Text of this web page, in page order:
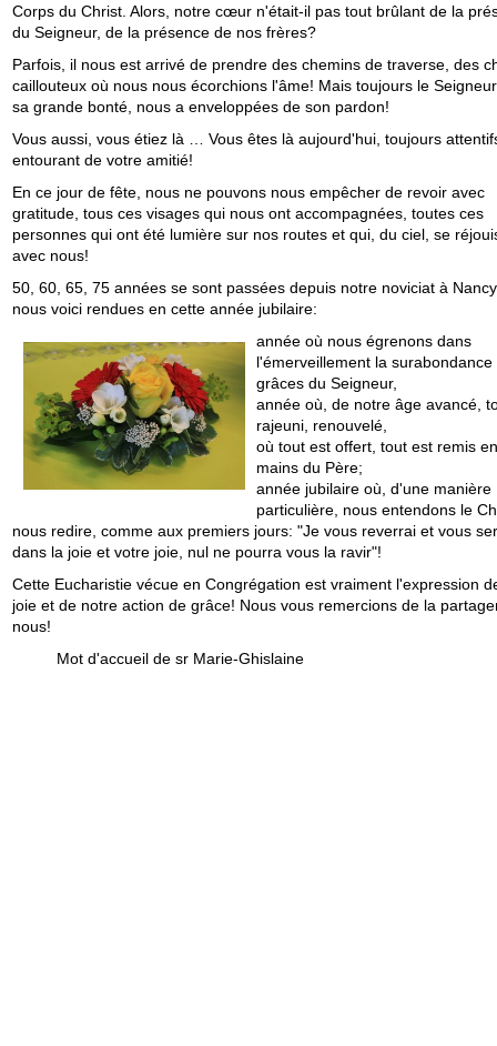
Corps du Christ. Alors, notre cœur n'était-il pas tout brûlant de la
du Seigneur, de la présence de nos frères?
Parfois, il nous est arrivé de prendre des chemins de traverse, des
caillouteux où nous nous écorchions l'âme! Mais toujours le
sa grande bonté, nous a enveloppées de son pardon!
Vous aussi, vous étiez là … Vous êtes là aujourd'hui, toujours
entourant de votre amitié!
En ce jour de fête, nous ne pouvons nous empêcher de revoir avec
gratitude, tous ces visages qui nous ont accompagnées, toutes ces
personnes qui ont été lumière sur nos routes et qui, du ciel, se
avec nous!
50, 60, 65, 75 années se sont passées depuis notre noviciat à
nous voici rendues en cette année jubilaire:
année où nous égrenons dans
l'émerveillement la surabondance
grâces du Seigneur,
année où, de notre âge avancé,
rajeuni, renouvelé,
où tout est offert, tout est remis
mains du Père;
année jubilaire où, d'une manière
particulière, nous entendons le
nous redire, comme aux premiers jours: "Je vous reverrai et vous
dans la joie et votre joie, nul ne pourra vous la ravir"!
Cette Eucharistie vécue en Congrégation est vraiment l'expression
joie et de notre action de grâce! Nous vous remercions de la
nous!
Mot d'accueil de sr Marie-Ghislaine